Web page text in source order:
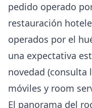
pedido operado
restauración
operados por el
una expectativa
novedad (consulta
móviles y room
El panorama del